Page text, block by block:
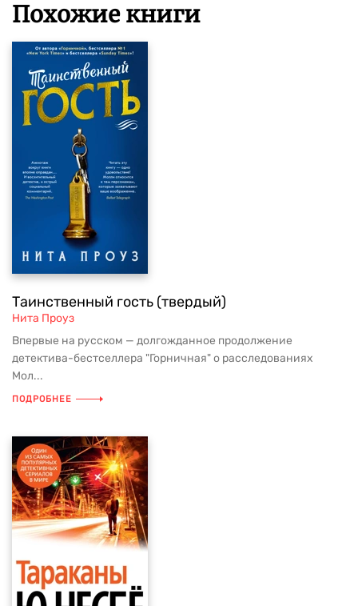
Похожие книги
Таинственный гость (твердый)
Нита Проуз
Впервые на русском — долгожданное продолжение
детектива-бестселлера "Горничная" о расследованиях
Мол...
ПОДРОБНЕЕ